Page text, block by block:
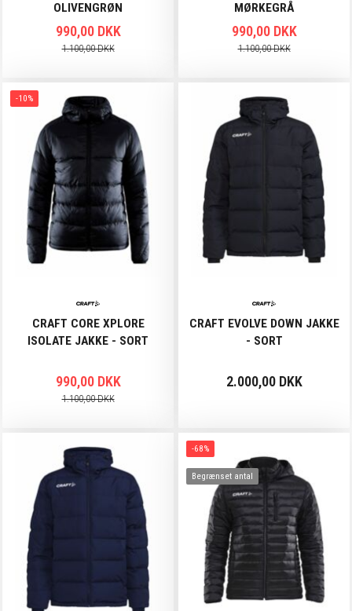
OLIVENGRØN
990,00 DKK
1.100,00 DKK
MØRKEGRÅ
990,00 DKK
1.100,00 DKK
-10%
CRAFT CORE XPLORE
ISOLATE JAKKE - SORT
990,00 DKK
1.100,00 DKK
CRAFT EVOLVE DOWN JAKKE
- SORT
2.000,00 DKK
-68%
Begrænset antal